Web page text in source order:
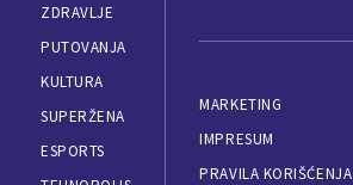
ZDRAVLJE
PUTOVANJA
KULTURA
SUPERŽENA
ESPORTS
MARKETING
IMPRESUM
PRAVILA KORIŠĆENJA